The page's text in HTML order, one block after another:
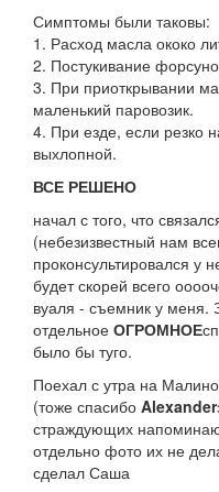
Симптомы были таковы:
1. Расход масла ококо
2. Постукивание
3. При приоткрывании
маленький паровозик.
4. При езде, если резко
выхлопной.
ВСЕ РЕШЕНО
начал с того, что
(небезизвестный нам
проконсультировался у
будет скорей всего
вуаля - съемник у меня.
отдельное ОГРОМНОЕ
было бы туго.
Поехал с утра на
(тоже спасибо Alexander
страждующих
отдельно фото их не
сделал Саша